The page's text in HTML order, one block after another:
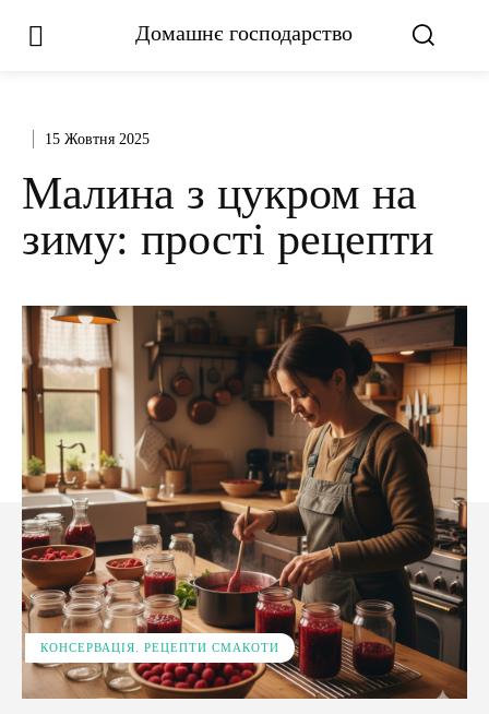
Домашнє господарство
15 Жовтня 2025
Малина з цукром на
зиму: прості рецепти
КОНСЕРВАЦІЯ. РЕЦЕПТИ СМАКОТИ